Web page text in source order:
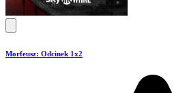
Morfeusz: Odcinek 1x2